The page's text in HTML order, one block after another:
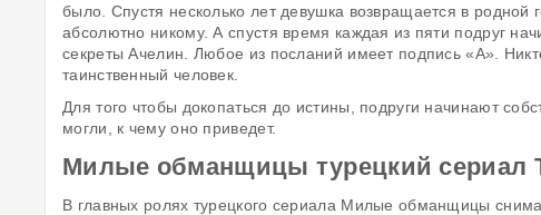
было. Спустя несколько лет девушка возвращается в
абсолютно никому. А спустя время каждая из пяти подруг
секреты Ачелин. Любое из посланий имеет подпись «А».
таинственный человек.
Для того чтобы докопаться до истины, подруги начинают
могли, к чему оно приведет.
Милые обманщицы турецкий сериал
В главных ролях турецкого сериала Милые обманщицы